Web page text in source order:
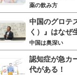
薬の飲み方
中国のグロテ
く）』はなぜ
中国は奥深い
認知症が急カ
代がある！